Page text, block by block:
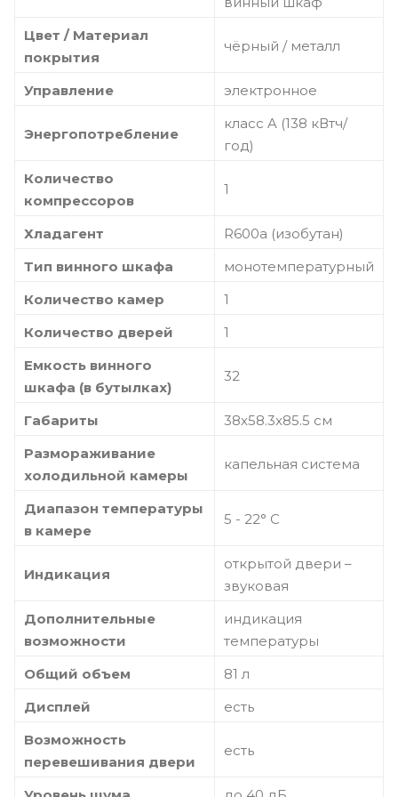
Цвет / Материал
покрытия
чёрный / металл
Управление электронное
Энергопотребление
класс A (138 кВтч/
год)
Количество
компрессоров
1
Хладагент
R600a (изобутан)
Тип винного шкафа
монотемпературный
Количество камер
1
Количество дверей
1
Емкость винного
шкафа (в бутылках)
32
Габариты
38x58.3x85.5 см
Размораживание
холодильной камеры
капельная система
Диапазон температуры
в камере
5 - 22° С
Индикация
открытой двери –
звуковая
Дополнительные
возможности
индикация
температуры
Общий объем
81 л
Дисплей
есть
Возможность
перевешивания двери
есть